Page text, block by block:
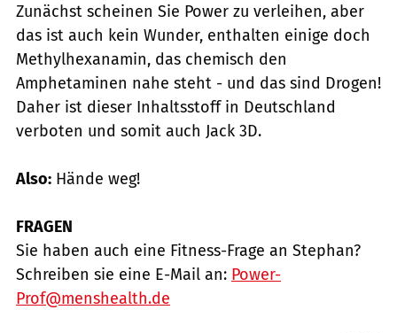
Zunächst scheinen Sie Power zu verleihen, aber
das ist auch kein Wunder, enthalten einige doch
Methylhexanamin, das chemisch den
Amphetaminen nahe steht - und das sind Drogen!
Daher ist dieser Inhaltsstoff in Deutschland
verboten und somit auch Jack 3D.
Also: Hände weg!
FRAGEN
Sie haben auch eine Fitness-Frage an Stephan?
Schreiben sie eine E-Mail an: Power-
Prof@menshealth.de